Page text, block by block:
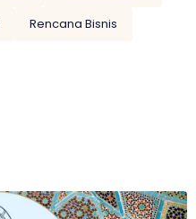
Rencana Bisnis